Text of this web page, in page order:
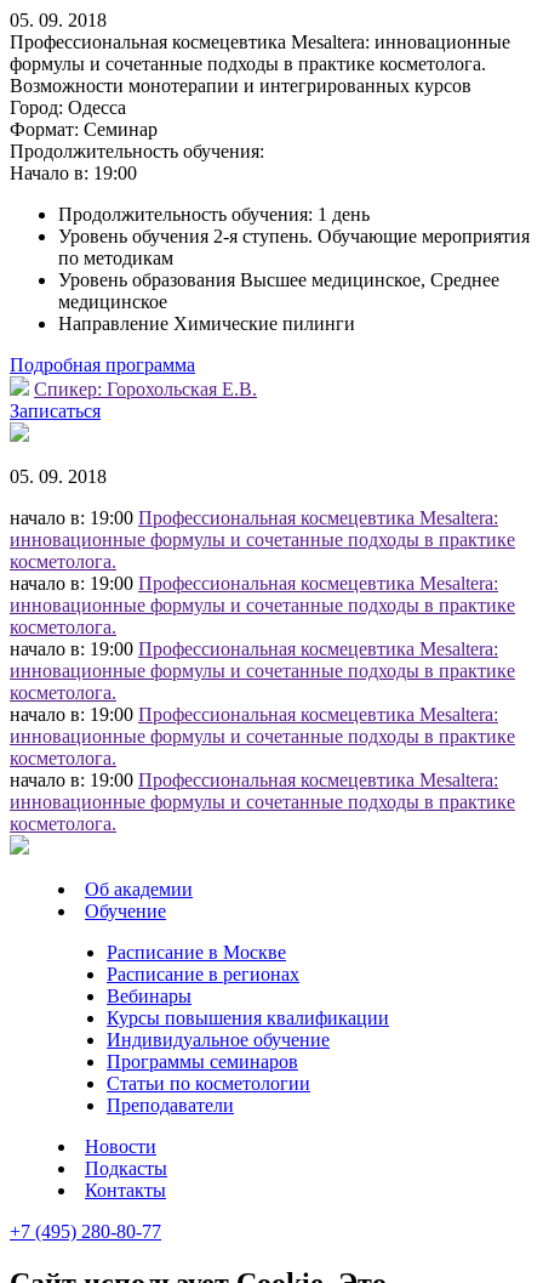
05. 09. 2018
Профессиональная космецевтика Mesaltera: инновационные
формулы и сочетанные подходы в практике косметолога.
Возможности монотерапии и интегрированных курсов
Город: Одесса
Формат: Семинар
Продолжительность обучения:
Начало в: 19:00
Продолжительность обучения: 1 день
Уровень обучения 2-я ступень. Обучающие мероприятия
по методикам
Уровень образования Высшее медицинское, Среднее
медицинское
Направление Химические пилинги
Подробная программа
Спикер: Горохольская Е.В.
Записаться
05. 09. 2018
начало в: 19:00 Профессиональная космецевтика Mesaltera:
инновационные формулы и сочетанные подходы в практике
косметолога.
начало в: 19:00 Профессиональная космецевтика Mesaltera:
инновационные формулы и сочетанные подходы в практике
косметолога.
начало в: 19:00 Профессиональная космецевтика Mesaltera:
инновационные формулы и сочетанные подходы в практике
косметолога.
начало в: 19:00 Профессиональная космецевтика Mesaltera:
инновационные формулы и сочетанные подходы в практике
косметолога.
начало в: 19:00 Профессиональная космецевтика Mesaltera:
инновационные формулы и сочетанные подходы в практике
косметолога.
Об академии
Обучение
Расписание в Москве
Расписание в регионах
Вебинары
Курсы повышения квалификации
Индивидуальное обучение
Программы семинаров
Статьи по косметологии
Преподаватели
Новости
Подкасты
Контакты
+7 (495) 280-80-77